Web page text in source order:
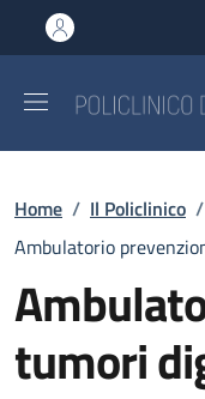
al contenuto
to footer content
Briciole di
Home / Il Policlinico /
Ambulatorio
tumori